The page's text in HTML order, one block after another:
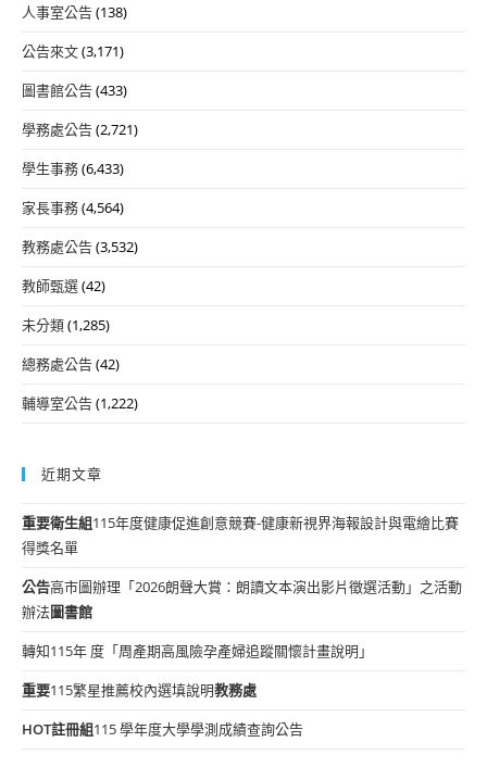
人事室公告(138)
公告來文(3,171)
圖書館公告(433)
學務處公告(2,721)
學生事務(6,433)
家長事務(4,564)
教務處公告(3,532)
教師甄選(42)
未分類(1,285)
總務處公告(42)
輔導室公告(1,222)
近期文章
重要衛生組115年度健康促進創意競賽-健康新視界海報設計與電繪比賽
得獎名單
公告高市圖辦理「2026朗聲大賞：朗讀文本演出影片徵選活動」之活動
辦法圖書館
轉知115年 度「周產期高風險孕產婦追蹤關懷計畫說明」
重要115繁星推薦校內選填說明教務處
HOT註冊組115 學年度大學學測成績查詢公告